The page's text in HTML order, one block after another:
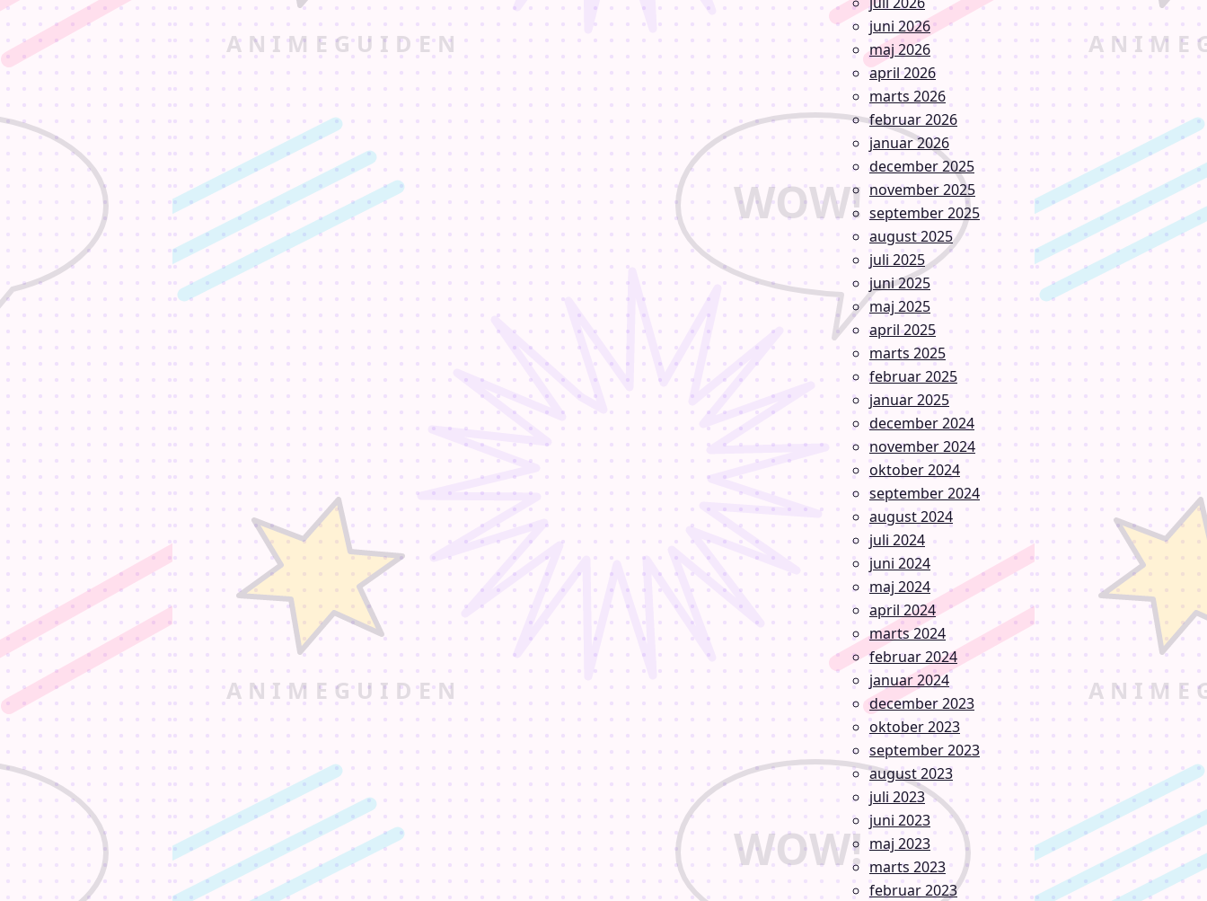
juni 2026
maj 2026
april 2026
marts 2026
februar 2026
januar 2026
december 2025
november 2025
september 2025
august 2025
juli 2025
juni 2025
maj 2025
april 2025
marts 2025
februar 2025
januar 2025
december 2024
november 2024
oktober 2024
september 2024
august 2024
juli 2024
juni 2024
maj 2024
april 2024
marts 2024
februar 2024
januar 2024
december 2023
oktober 2023
september 2023
august 2023
juli 2023
juni 2023
maj 2023
marts 2023
februar 2023